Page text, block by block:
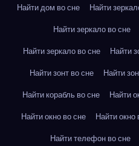
Найти дом во сне
Найти
Найти зеркало во сне
Найти зеркало во сне
Найти
Найти зонт во сне
Найти
Найти корабль во сне
Найти
Найти окно во сне
Найти окно
Найти телефон во сне